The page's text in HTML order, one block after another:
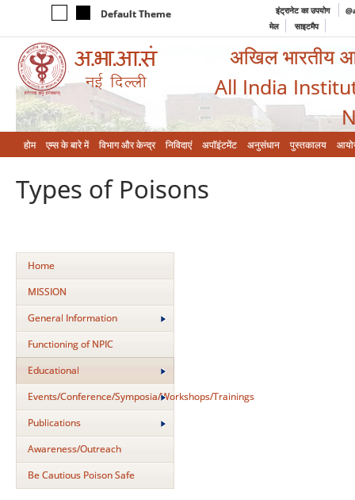
Default Theme इंट्रानेट का उपयोग
मेल
साइटमैप
अखिल भारतीय
All India
होम एम्‍स के बारे में विभाग और केन्‍द्र निविदाएं अपॉइंटमेंट अनुसंधान पुस्तकालय
Types of Poisons
Home
MISSION
General Information
Functioning of NPIC
Educational
Events/Conference/Symposia/Workshops/Trainings
Publications
Awareness/Outreach
Be Cautious Poison Safe